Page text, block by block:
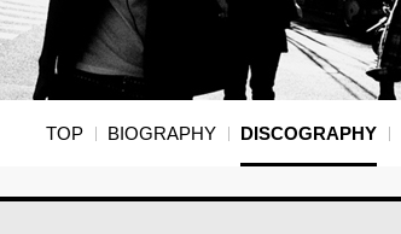
TOP BIOGRAPHY DISCOGRAPHY